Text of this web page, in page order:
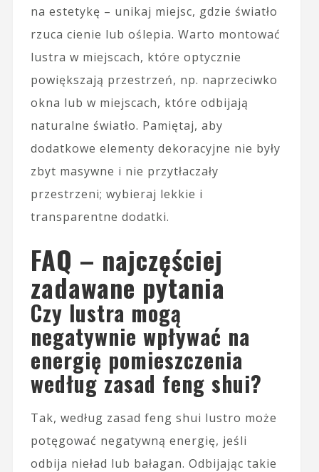
na estetykę – unikaj miejsc, gdzie światło
rzuca cienie lub oślepia. Warto montować
lustra w miejscach, które optycznie
powiększają przestrzeń, np. naprzeciwko
okna lub w miejscach, które odbijają
naturalne światło. Pamiętaj, aby
dodatkowe elementy dekoracyjne nie były
zbyt masywne i nie przytłaczały
przestrzeni; wybieraj lekkie i
transparentne dodatki.
FAQ – najczęściej
zadawane pytania
Czy lustra mogą
negatywnie wpływać na
energię pomieszczenia
według zasad feng shui?
Tak, według zasad feng shui lustro może
potęgować negatywną energię, jeśli
odbija nieład lub bałagan. Odbijając takie